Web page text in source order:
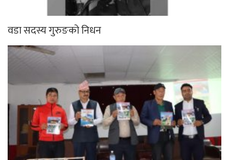
वडा सदस्य गुरुङको निधन